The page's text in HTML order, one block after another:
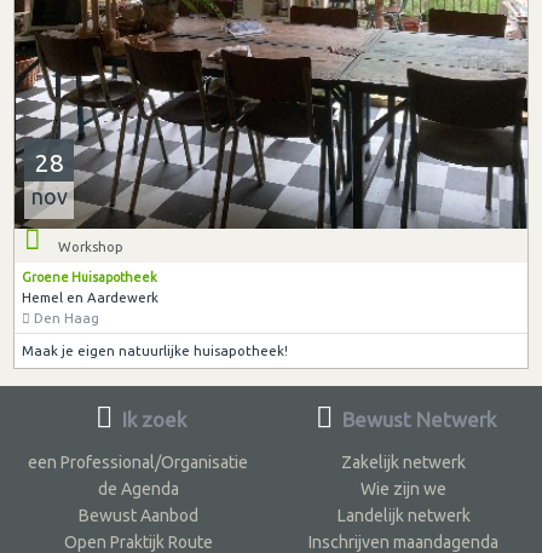
28
nov
Workshop
Groene Huisapotheek
Hemel en Aardewerk
Den Haag
Maak je eigen natuurlijke huisapotheek!
Ik zoek
een Professional/Organisatie
de Agenda
Bewust Aanbod
Open Praktijk Route
Bewust Netwerk
Zakelijk netwerk
Wie zijn we
Landelijk netwerk
Inschrijven maandagenda